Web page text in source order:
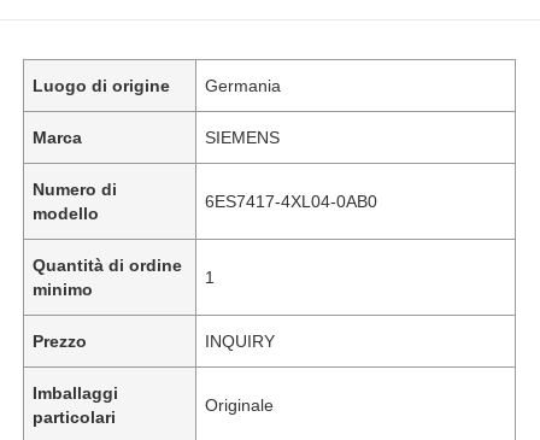
Luogo di origine Germania
Marca SIEMENS
Numero di
modello
6ES7417-4XL04-0AB0
Quantità di ordine
minimo
1
Prezzo INQUIRY
Imballaggi
particolari
Originale